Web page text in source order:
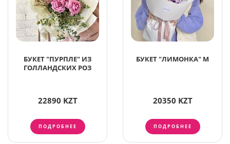
БУКЕТ "ПУРПЛЕ" ИЗ
ГОЛЛАНДСКИХ РОЗ
22890 KZT
ПОДРОБНЕЕ
БУКЕТ "ЛИМОНКА" М
20350 KZT
ПОДРОБНЕЕ